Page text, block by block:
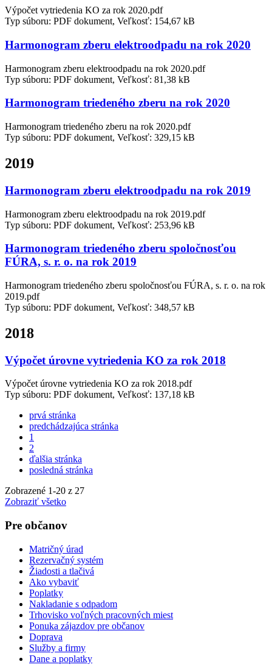
Výpočet vytriedenia KO za rok 2020.pdf
Typ súboru: PDF dokument, Veľkosť: 154,67 kB
Harmonogram zberu elektroodpadu na rok 2020
Harmonogram zberu elektroodpadu na rok 2020.pdf
Typ súboru: PDF dokument, Veľkosť: 81,38 kB
Harmonogram triedeného zberu na rok 2020
Harmonogram triedeného zberu na rok 2020.pdf
Typ súboru: PDF dokument, Veľkosť: 329,15 kB
2019
Harmonogram zberu elektroodpadu na rok 2019
Harmonogram zberu elektroodpadu na rok 2019.pdf
Typ súboru: PDF dokument, Veľkosť: 253,96 kB
Harmonogram triedeného zberu spoločnosťou
FÚRA, s. r. o. na rok 2019
Harmonogram triedeného zberu spoločnosťou FÚRA, s. r. o. na rok
2019.pdf
Typ súboru: PDF dokument, Veľkosť: 348,57 kB
2018
Výpočet úrovne vytriedenia KO za rok 2018
Výpočet úrovne vytriedenia KO za rok 2018.pdf
Typ súboru: PDF dokument, Veľkosť: 137,18 kB
prvá stránka
predchádzajúca stránka
1
2
ďalšia stránka
posledná stránka
Zobrazené 1-20 z 27
Zobraziť všetko
Pre občanov
Matričný úrad
Rezervačný systém
Žiadosti a tlačivá
Ako vybaviť
Poplatky
Nakladanie s odpadom
Trhovisko voľných pracovných miest
Ponuka zájazdov pre občanov
Doprava
Služby a firmy
Dane a poplatky